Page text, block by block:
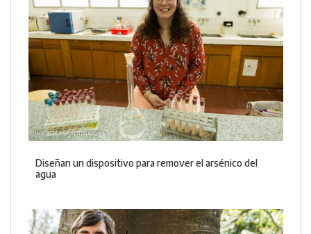
Diseñan un dispositivo para remover el arsénico del
agua